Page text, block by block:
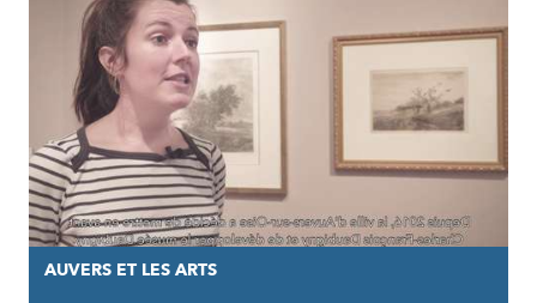
AUVERS ET LES ARTS